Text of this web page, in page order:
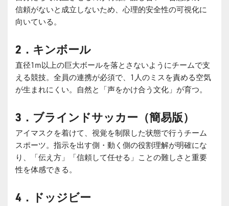
信頼がないと成立しないため、心理的安全性の可視化に
向いている。
2 ．キンボール
直径1m以上の巨大ボールを落とさないようにチームで支
える競技。全員の連携が必須で、1人のミスを責める空気
が生まれにくい。自然と「声をかけ合う文化」が育つ。
3 ．ブラインドサッカー（簡易版）
アイマスクを着けて、視覚を制限した状態で行うチーム
スポーツ。指示を出す側・動く側の役割理解が明確にな
り、「伝え方」「信頼して任せる」ことの難しさと重要
性を体感できる。
4 ．ドッジビー